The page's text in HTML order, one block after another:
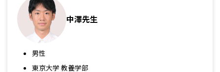
中澤先生
男性
東京大学 教養学部